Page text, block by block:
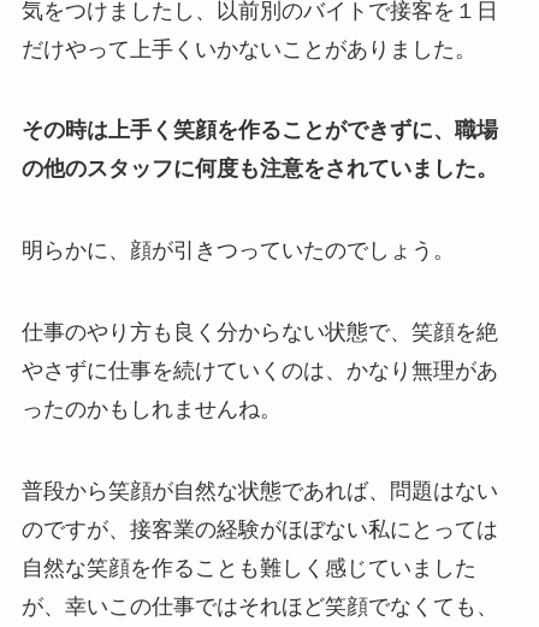
気をつけましたし、以前別のバイトで接客を１日
だけやって上手くいかないことがありました。
その時は上手く笑顔を作ることができずに、職場
の他のスタッフに何度も注意をされていました。
明らかに、顔が引きつっていたのでしょう。
仕事のやり方も良く分からない状態で、笑顔を絶
やさずに仕事を続けていくのは、かなり無理があ
ったのかもしれませんね。
普段から笑顔が自然な状態であれば、問題はない
のですが、接客業の経験がほぼない私にとっては
自然な笑顔を作ることも難しく感じていました
が、 幸いこの仕事ではそれほど笑顔でなくても、